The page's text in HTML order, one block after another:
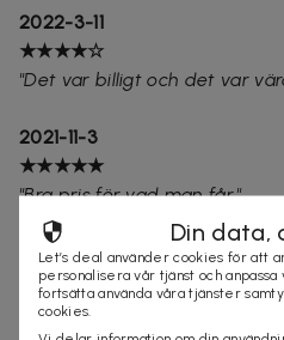
2022-3-11
★★★★☆
"Det var billigt och det var
2021-11-3
★★★★★
"Bra pris för vad man får."
2021-10-2
★★★★★
"Det var Super inte bara priset"
Din data,
Let’s deal använder cookies för att
personalisera vår tjänst och
fortsätta använda våra tjänster
cookies.